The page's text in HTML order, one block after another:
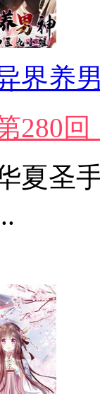
界养
280
夏圣